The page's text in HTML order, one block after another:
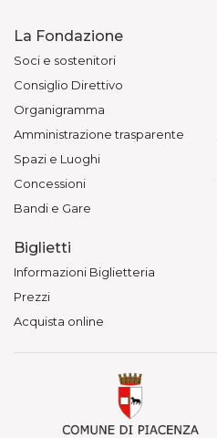
La Fondazione
Soci e sostenitori
Consiglio Direttivo
Organigramma
Amministrazione trasparente
Spazi e Luoghi
Concessioni
Bandi e Gare
Biglietti
Informazioni Biglietteria
Prezzi
Acquista online